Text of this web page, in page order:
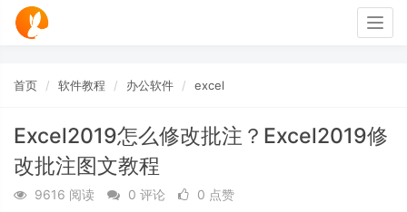
首页 软件教程 办公软件 excel
Excel2019怎么修改批注？Excel2019修
改批注图文教程
9616 阅读 0 评论
0 点赞